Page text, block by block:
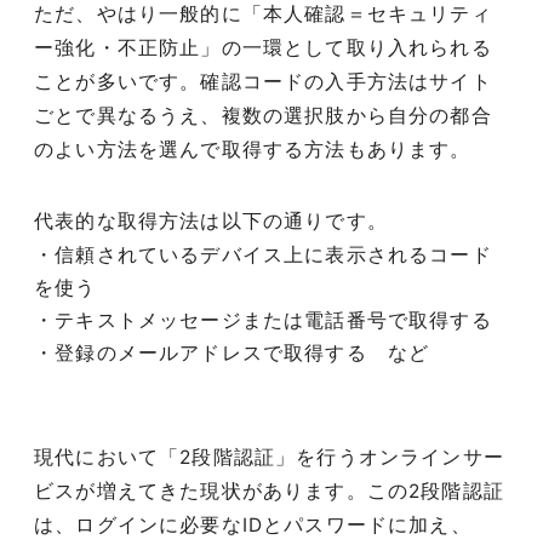
ただ、やはり一般的に「本人確認＝セキュリティ
ー強化・不正防止」の一環として取り入れられる
ことが多いです。確認コードの入手方法はサイト
ごとで異なるうえ、複数の選択肢から自分の都合
のよい方法を選んで取得する方法もあります。
代表的な取得方法は以下の通りです。
・信頼されているデバイス上に表示されるコード
を使う
・テキストメッセージまたは電話番号で取得する
・登録のメールアドレスで取得する など
現代において「2段階認証」を行うオンラインサー
ビスが増えてきた現状があります。この2段階認証
は、ログインに必要なIDとパスワードに加え、